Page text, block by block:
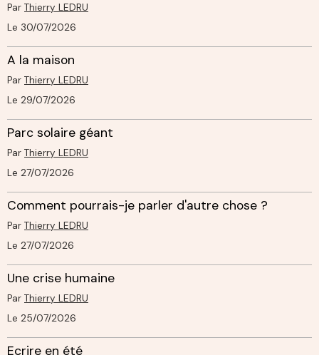
Par Thierry LEDRU
Le 30/07/2026
A la maison
Par Thierry LEDRU
Le 29/07/2026
Parc solaire géant
Par Thierry LEDRU
Le 27/07/2026
Comment pourrais-je parler d'autre chose ?
Par Thierry LEDRU
Le 27/07/2026
Une crise humaine
Par Thierry LEDRU
Le 25/07/2026
Ecrire en été